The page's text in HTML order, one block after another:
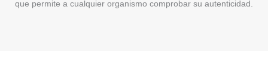
que permite a cualquier organismo comprobar su autenticidad.